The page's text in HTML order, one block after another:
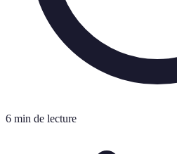
6 min de lecture